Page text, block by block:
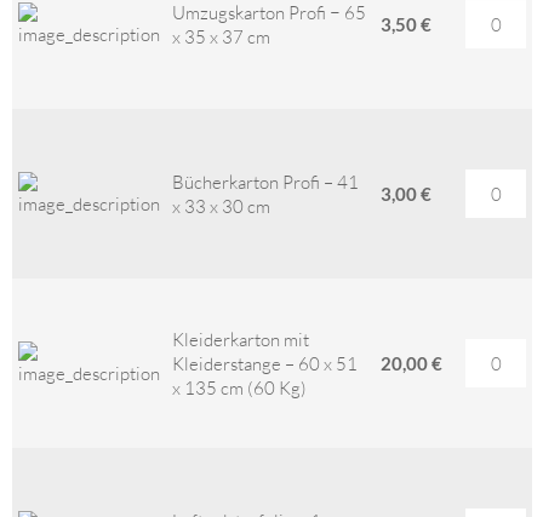
Umzugskarton Profi − 65
x 35 x 37 cm
3,50 €
Bücherkarton Profi – 41
x 33 x 30 cm
3,00 €
Kleiderkarton mit
Kleiderstange – 60 x 51
x 135 cm (60 Kg)
20,00 €